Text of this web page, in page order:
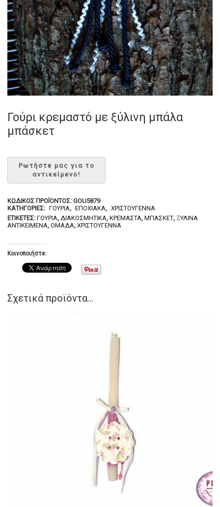
Γούρι κρεμαστό με ξύλινη μπάλα
μπάσκετ
ΚΩΔΙΚΌΣ ΠΡΟΪΌΝΤΟΣ: GOU5879
ΚΑΤΗΓΟΡΊΕΣ: ΓΟΎΡΙΑ, ΕΠΟΧΙΑΚΆ, ΧΡΙΣΤΟΎΓΕΝΝΑ
ΕΤΙΚΈΤΕΣ: ΓΟΎΡΙΑ, ΔΙΑΚΟΣΜΗΤΙΚΆ, ΚΡΕΜΑΣΤΆ, ΜΠΆΣΚΕΤ, ΞΎΛΙΝΑ
ΑΝΤΙΚΕΊΜΕΝΆ, ΟΜΆΔΑ, ΧΡΙΣΤΟΎΓΕΝΝΑ
Κοινοποιήστε:
Σχετικά προϊόντα...